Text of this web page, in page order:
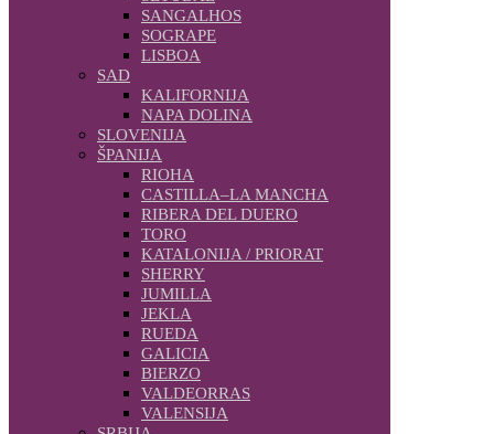
SANGALHOS
SOGRAPE
LISBOA
SAD
KALIFORNIJA
NAPA DOLINA
SLOVENIJA
ŠPANIJA
RIOHA
CASTILLA–LA MANCHA
RIBERA DEL DUERO
TORO
KATALONIJA / PRIORAT
SHERRY
JUMILLA
JEKLA
RUEDA
GALICIA
BIERZO
VALDEORRAS
VALENSIJA